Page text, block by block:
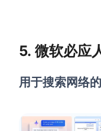
5. 微软必应
用于搜索网络